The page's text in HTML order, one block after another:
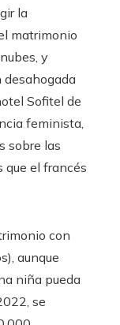
la
matrimonio
y
desahogada
Sofitel de
feminista,
sobre las
que el francés
con
aunque
niña pueda
se